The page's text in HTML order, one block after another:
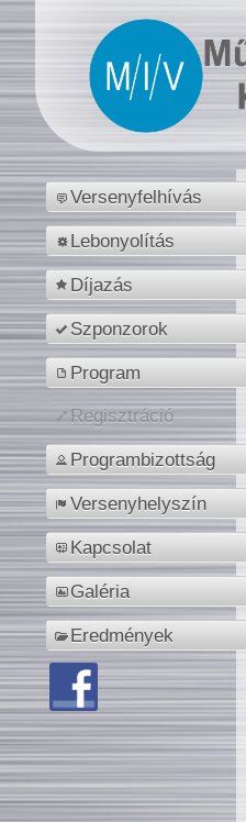
Versenyfelhívás
Lebonyolítás
Díjazás
Szponzorok
Program
Regisztráció
Programbizottság
Versenyhelyszín
Kapcsolat
Galéria
Eredmények